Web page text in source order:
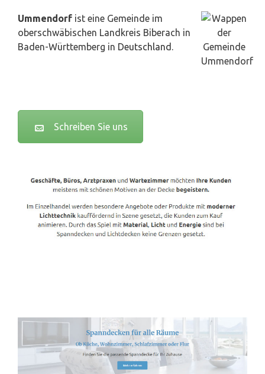
Ummendorf ist eine Gemeinde im
oberschwäbischen Landkreis Biberach in
Baden-Württemberg in Deutschland .
Schreiben Sie uns